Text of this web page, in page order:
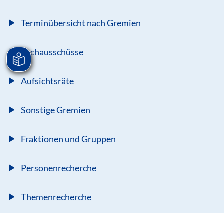
Terminübersicht nach Gremien
Fachausschüsse
Aufsichtsräte
Sonstige Gremien
Fraktionen und Gruppen
Personenrecherche
Themenrecherche